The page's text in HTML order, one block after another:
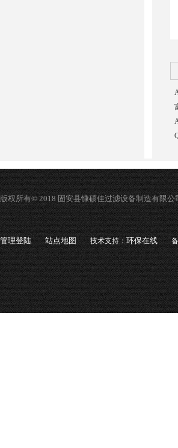
版权所有© 2018 固安县慷硕佳过滤设备制造有限公
管理登陆 站点地图 技术支持：环保在线